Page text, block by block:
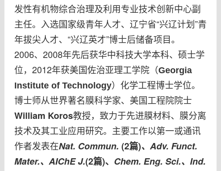
发性有机物综合治理及利用专业技术创新中心副
主任。入选国家级青年人才、辽宁省“兴辽计划”青
年拔尖人才、“兴辽英才”博士后储备项目。
2006、2008年先后获华中科技大学本科、硕士学
位，2012年获美国佐治亚理工学院（Georgia
Institute of Technology）化学工程博士学位。
博士师从世界著名膜科学家、美国工程院院士
William Koros教授，致力于先进膜材料、膜分离
技术及其工业应用研究。主要工作以第一或通讯
作者发表在Nat. Commun. (2篇)、Adv. Funct.
Mater.、AIChE J.(2篇)、 Chem. Eng. Sci.、Ind.